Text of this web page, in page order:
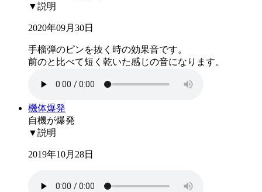
▼説明
2020年09月30日
手榴弾のピンを抜く時の効果音です。
前のと比べて短く乾いた感じの音になります。
機体爆発
自機が爆発
▼説明
2019年10月28日